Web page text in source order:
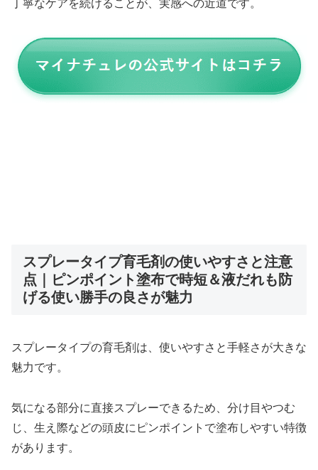
丁寧なケアを続けることが、実感への近道です。
スプレータイプ育毛剤の使いやすさと注意
点｜ピンポイント塗布で時短＆液だれも防
げる使い勝手の良さが魅力
スプレータイプの育毛剤は、使いやすさと手軽さが大きな
魅力です。
気になる部分に直接スプレーできるため、分け目やつむ
じ、生え際などの頭皮にピンポイントで塗布しやすい特徴
があります。